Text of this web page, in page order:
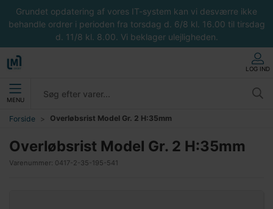
Grundet opdatering af vores IT-system kan vi desværre ikke
behandle ordrer i perioden fra torsdag d. 6/8 kl. 16.00 til tirsdag
d. 11/8 kl. 8.00. Vi beklager ulejligheden.
LOG IND
MENU
Forside Overløbsrist Model Gr. 2 H:35mm
Overløbsrist Model Gr. 2 H:35mm
Varenummer: 0417-2-35-195-541